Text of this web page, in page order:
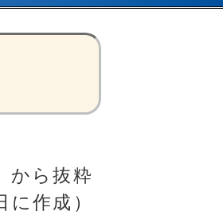
から抜粋
作成）